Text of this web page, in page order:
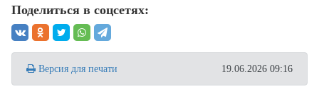
Поделиться в соцсетях:
Версия для печати 19.06.2026 09:16